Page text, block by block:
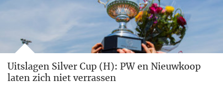
Uitslagen Silver Cup (H): PW en Nieuwkoop
laten zich niet verrassen